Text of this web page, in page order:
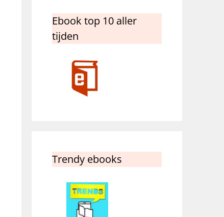
Ebook top 10 aller
tijden
Trendy ebooks